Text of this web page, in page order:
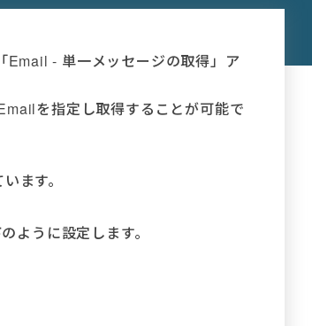
Email - 単一メッセージの取得」ア
を指定し取得することが可能で
ます。
ように設定します。